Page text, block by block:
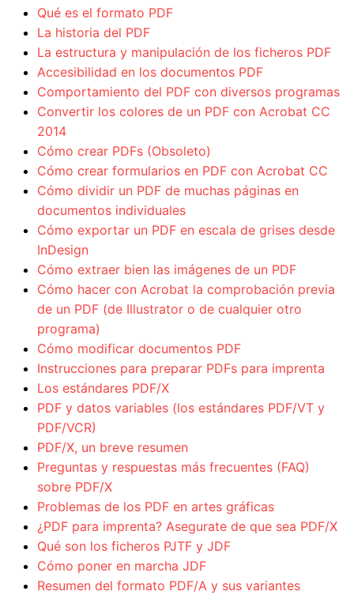
Qué es el formato PDF
La historia del PDF
La estructura y manipulación de los ficheros PDF
Accesibilidad en los documentos PDF
Comportamiento del PDF con diversos programas
Convertir los colores de un PDF con Acrobat CC
2014
Cómo crear PDFs (Obsoleto)
Cómo crear formularios en PDF con Acrobat CC
Cómo dividir un PDF de muchas páginas en
documentos individuales
Cómo exportar un PDF en escala de grises desde
InDesign
Cómo extraer bien las imágenes de un PDF
Cómo hacer con Acrobat la comprobación previa
de un PDF (de Illustrator o de cualquier otro
programa)
Cómo modificar documentos PDF
Instrucciones para preparar PDFs para imprenta
Los estándares PDF/X
PDF y datos variables (los estándares PDF/VT y
PDF/VCR)
PDF/X, un breve resumen
Preguntas y respuestas más frecuentes (FAQ)
sobre PDF/X
Problemas de los PDF en artes gráficas
¿PDF para imprenta? Asegurate de que sea PDF/X
Qué son los ficheros PJTF y JDF
Cómo poner en marcha JDF
Resumen del formato PDF/A y sus variantes